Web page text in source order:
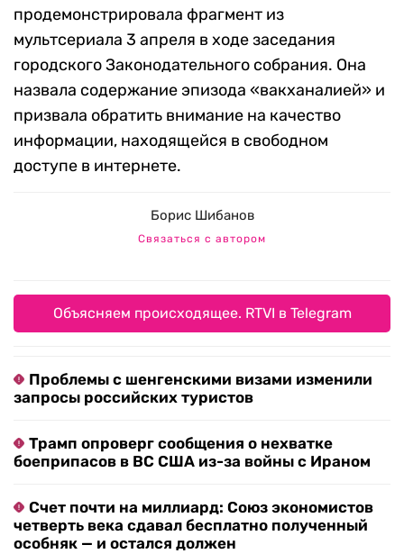
продемонстрировала фрагмент из
мультсериала 3 апреля в ходе заседания
городского Законодательного собрания. Она
назвала содержание эпизода «вакханалией» и
призвала обратить внимание на качество
информации, находящейся в свободном
доступе в интернете.
Борис Шибанов
Связаться с автором
Объясняем происходящее. RTVI в Telegram
Проблемы с шенгенскими визами изменили
запросы российских туристов
Трамп опроверг сообщения о нехватке
боеприпасов в ВС США из-за войны с Ираном
Счет почти на миллиард: Союз экономистов
четверть века сдавал бесплатно полученный
особняк — и остался должен